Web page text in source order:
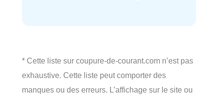
* Cette liste sur coupure-de-courant.com n’est pas
exhaustive. Cette liste peut comporter des
manques ou des erreurs. L’affichage sur le site ou